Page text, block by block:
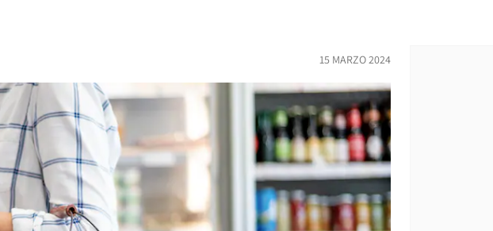
15 MARZO 2024